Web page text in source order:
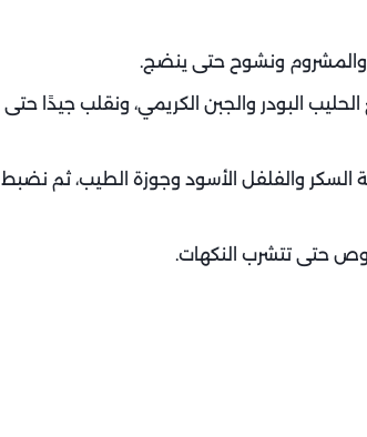
ونشوح حتى ينضج.
البودر والجبن الكريمي، ونقلب جيدًا حتى
والفلفل الأسود وجوزة الطيب، ثم نضبط
حتى تتشرب النكهات.